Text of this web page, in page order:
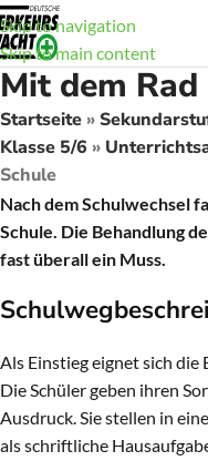
Skip to navigation
Skip to main content
Mit dem
Startseite»
Klasse 5/6 »
Schule
Nach dem Schulwechsel
Schule. Die Behandlung
fast überall ein Muss.
Als Einstieg eignet sich die
Die Schüler geben ihren
Ausdruck. Sie stellen in
als schriftliche